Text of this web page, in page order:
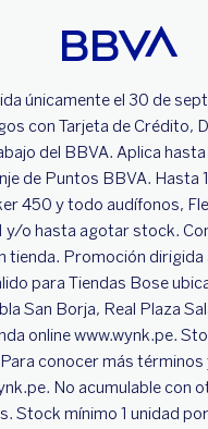
únicamente el 30 de
con Tarjeta de Crédito,
del BBVA. Aplica
de Puntos BBVA. Hasta
450 y todo audífonos,
y/o hasta agotar stock.
tienda. Promoción dirigida
para Tiendas Bose
San Borja, Real Plaza
online www.wynk.pe.
conocer más términos
No acumulable con
Stock mínimo 1 unidad